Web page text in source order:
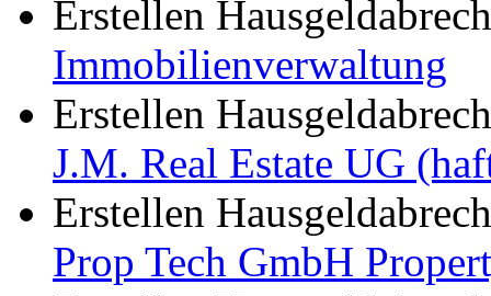
Erstellen
Immobilienverwaltung
Erstellen
J.M. Real Estate UG
Erstellen
Prop Tech GmbH